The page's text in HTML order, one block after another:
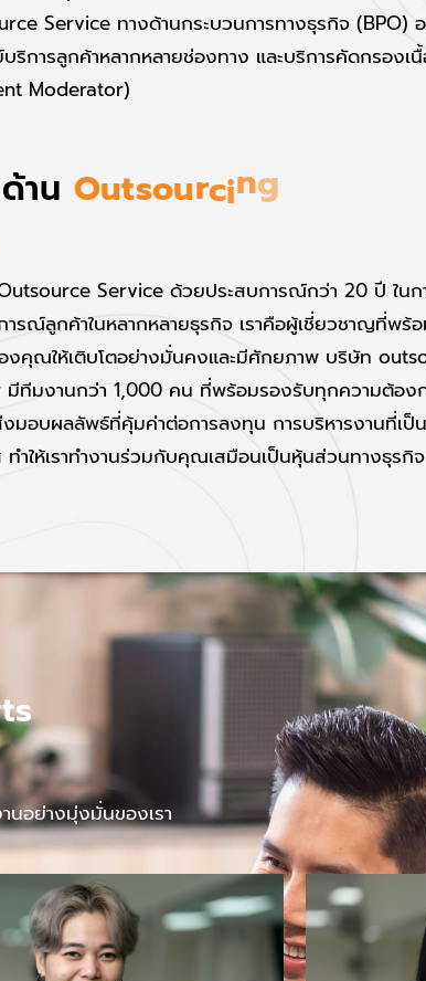
Service ทางด้านกระบวนการทางธุรกิจ (BPO)
ริการลูกค้าหลากหลายช่องทาง และบริการคัดกรองเนื้
Moderator)
าน Outsourcing
Service ด้วยประสบการณ์กว่า 20 ปี ในก
ารณ์ลูกค้าในหลากหลายธุรกิจ เราคือผู้เชี่ยวชาญที่พร้
งคุณให้เติบโตอย่างมั่นคงและมีศักยภาพ บริษัท
ทีมงานกว่า 1,000 คน ที่พร้อมรองรับทุกความต้อง
มอบผลลัพธ์ที่คุ้มค่าต่อการลงทุน การบริหารงานที่เป็
ทำให้เราทำงานร่วมกับคุณเสมือนเป็นหุ้นส่วนทางธุรกิจ
นอย่างมุ่งมั่นของเรา